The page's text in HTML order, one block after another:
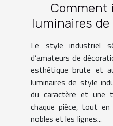
Comment
luminaires
dans
Le style industriel
d’amateurs de
esthétique brute et
luminaires de style
du caractère et une
chaque pièce, tout
nobles et les lignes...